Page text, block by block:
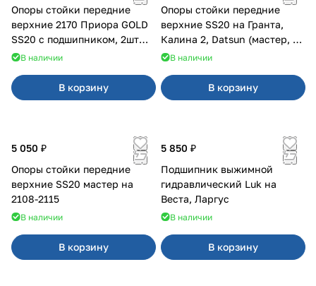
Опоры стойки передние
верхние 2170 Приора GOLD
SS20 с подшипником, 2шт
10116
В наличии
В корзину
Опоры стойки передние
верхние SS20 на Гранта,
Калина 2, Datsun (мастер, с
ЭлУР, с подшипником) 2шт
В наличии
В корзину
5 050 ₽
Опоры стойки передние
верхние SS20 мастер на
2108-2115
В наличии
В корзину
5 850 ₽
Подшипник выжимной
гидравлический Luk на
Веста, Ларгус
В наличии
В корзину